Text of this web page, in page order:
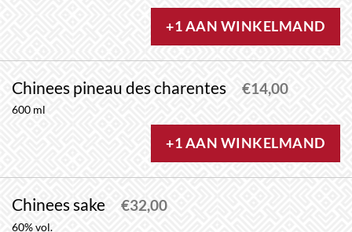
+1 AAN WINKELMAND
Chinees pineau des charentes €14,00
600 ml
+1 AAN WINKELMAND
Chinees sake €32,00
60% vol.